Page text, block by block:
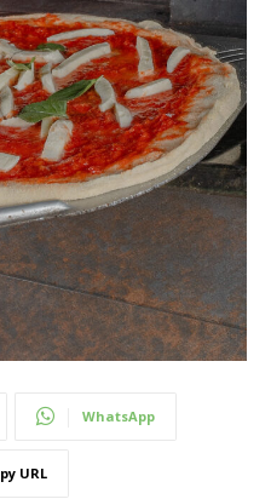
WhatsApp
URL